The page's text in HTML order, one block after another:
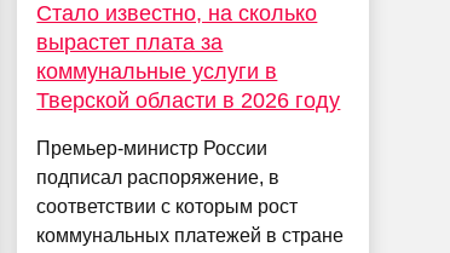
Стало известно, на сколько
вырастет плата за
коммунальные услуги в
Тверской области в 2026 году
Премьер-министр России
подписал распоряжение, в
соответствии с которым рост
коммунальных платежей в стране